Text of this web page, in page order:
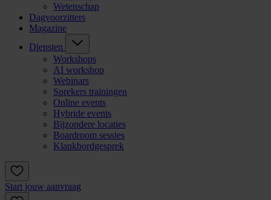
Wetenschap
Dagvoorzitters
Magazine
Diensten
Workshops
AI workshop
Webinars
Sprekers trainingen
Online events
Hybride events
Bijzondere locaties
Boardroom sessies
Klankbordgesprek
Start jouw aanvraag